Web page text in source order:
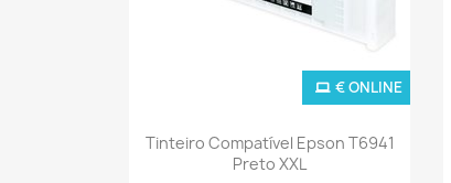
Ver+
Tinteiro Compatível Epson T6941
Preto XXL
€ ONLINE